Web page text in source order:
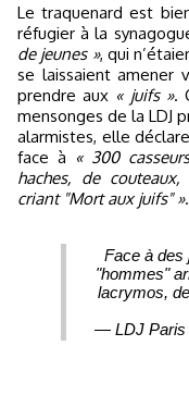
Le traquenard est
réfugier à la
de jeunes », qui
se laissaient amener
prendre aux « juifs ».
mensonges de la LDJ
alarmistes, elle
face à « 300
haches, de
criant "Mort aux juifs" ».
Face à des
"hommes"
lacrymos,
— LDJ Paris